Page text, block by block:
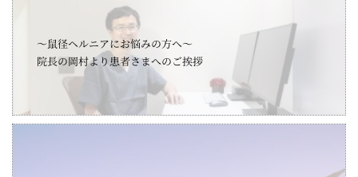
～鼠径ヘルニアにお悩みの方へ～
院長の岡村より患者さまへのご挨拶